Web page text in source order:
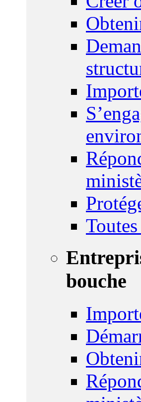
bouche